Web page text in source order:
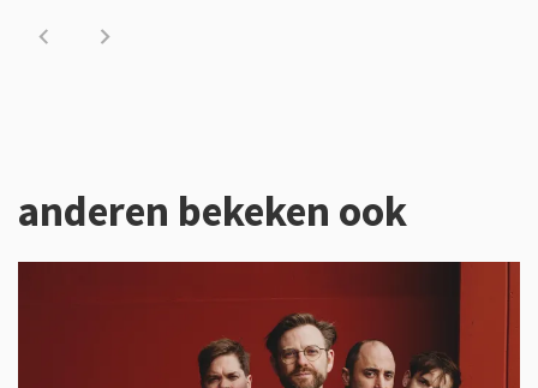
anderen bekeken ook